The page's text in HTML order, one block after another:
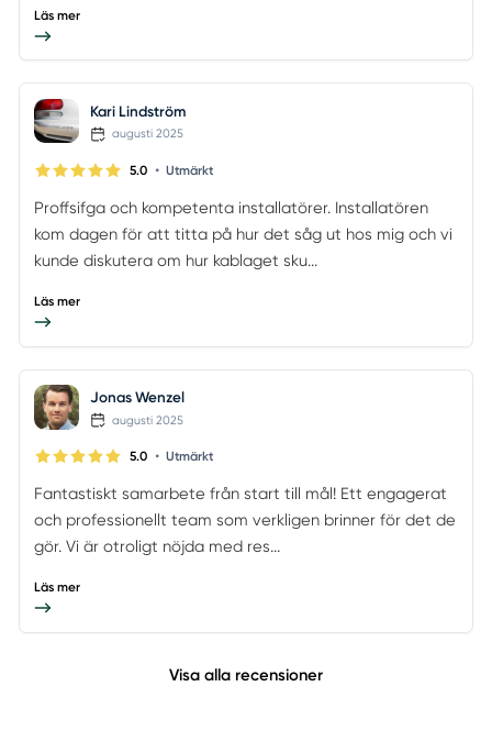
Läs mer
Kari Lindström
augusti 2025
5.0 • Utmärkt
Proffsifga och kompetenta installatörer. Installatören
kom dagen för att titta på hur det såg ut hos mig och vi
kunde diskutera om hur kablaget sku...
Läs mer
Jonas Wenzel
augusti 2025
5.0 • Utmärkt
Fantastiskt samarbete från start till mål! Ett engagerat
och professionellt team som verkligen brinner för det de
gör. Vi är otroligt nöjda med res...
Läs mer
Visa alla recensioner